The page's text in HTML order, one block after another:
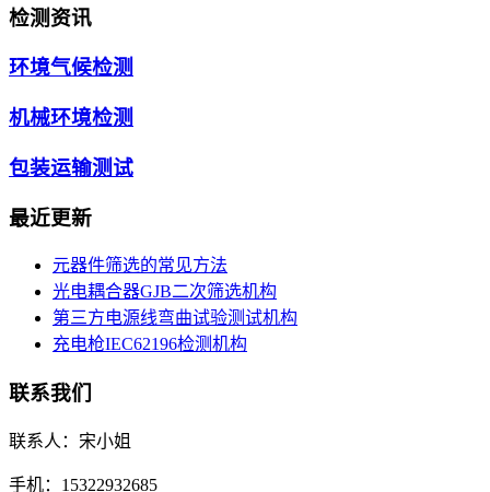
检测资讯
环境气候检测
机械环境检测
包装运输测试
最近更新
元器件筛选的常见方法
光电耦合器GJB二次筛选机构
第三方电源线弯曲试验测试机构
充电枪IEC62196检测机构
联系我们
联系人：宋小姐
手机：15322932685